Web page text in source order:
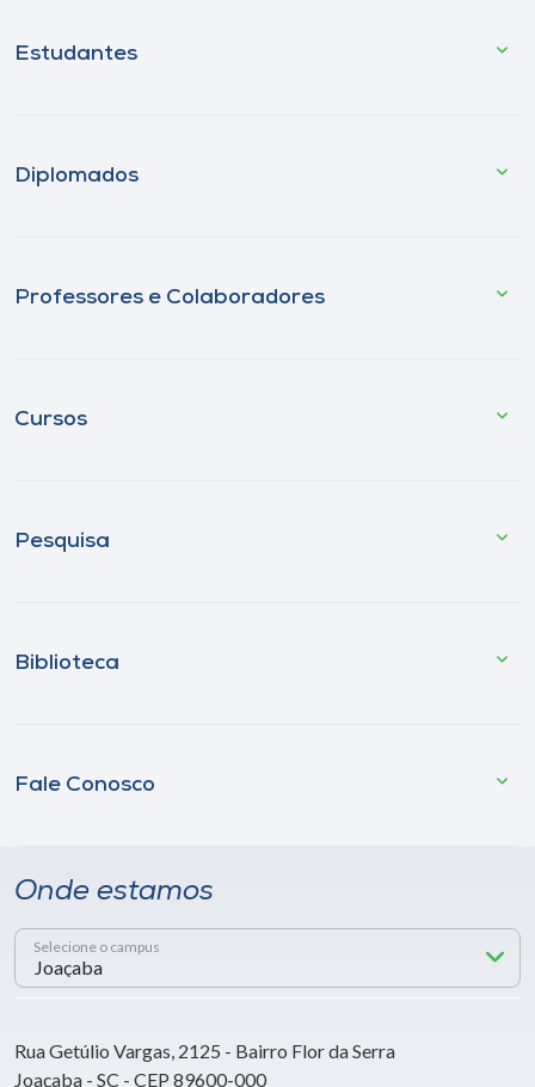
Estudantes
Diplomados
Professores e Colaboradores
Cursos
Pesquisa
Biblioteca
Fale Conosco
Onde estamos
Selecione o campus
Rua Getúlio Vargas, 2125 - Bairro Flor da Serra
Joaçaba - SC - CEP 89600-000